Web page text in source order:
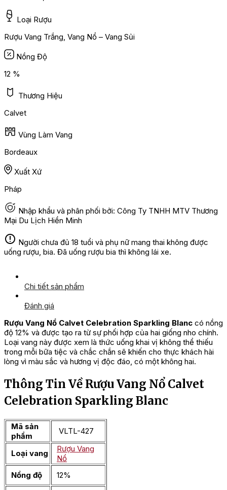
Loại Rượu
Rượu Vang Trắng, Vang Nổ – Vang Sủi
Nồng Độ
12 %
Thương Hiệu
Calvet
Vùng Làm Vang
Bordeaux
Xuất Xứ
Pháp
Nhập khẩu và phân phối bởi: Công Ty TNHH MTV Thương
Mại Du Lịch Hiền Minh
Người chưa đủ 18 tuổi và phụ nữ mang thai không được
uống rượu, bia. Đã uống rượu bia thì không lái xe.
Chi tiết sản phẩm
Đánh giá
Rượu Vang Nổ Calvet Celebration Sparkling Blanc có nồng
độ 12% và được tạo ra từ sự phối hợp của hai giống nho chính.
Loại vang này được xem là thức uống khai vị không thể thiếu
trong mỗi bữa tiệc và chắc chắn sẽ khiến cho thực khách hài
lòng vì màu sắc và hương vị độc đáo, có một không hai.
Thông Tin Về Rượu Vang Nổ Calvet
Celebration Sparkling Blanc
Mã sản
phẩm
VLTL-427
Loại vang
Rượu Vang
Nổ
Nồng độ
12%